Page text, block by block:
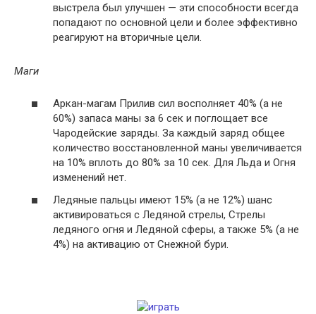
выстрела был улучшен — эти способности всегда
попадают по основной цели и более эффективно
реагируют на вторичные цели.
Маги
Аркан-магам Прилив сил восполняет 40% (а не
60%) запаса маны за 6 сек и поглощает все
Чародейские заряды. За каждый заряд общее
количество восстановленной маны увеличивается
на 10% вплоть до 80% за 10 сек. Для Льда и Огня
изменений нет.
Ледяные пальцы имеют 15% (а не 12%) шанс
активироваться с Ледяной стрелы, Стрелы
ледяного огня и Ледяной сферы, а также 5% (а не
4%) на активацию от Снежной бури.